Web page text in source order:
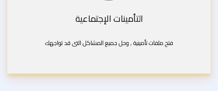
التأمينات الإجتماعية
فتح ملفات تأمينية , وحل جميع المشاكل التى قد تواجهك